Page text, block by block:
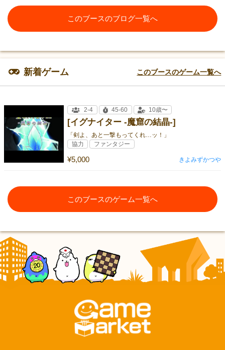
このブースのブログ一覧へ
新着ゲーム このブースのゲーム一覧へ
[イグナイター -魔窟の結晶-]
「剣よ、あと一撃もってくれ…ッ！」
¥5,000
2-4 45-60 10歳〜
協力 ファンタジー
きよみずかつや
このブースのゲーム一覧へ